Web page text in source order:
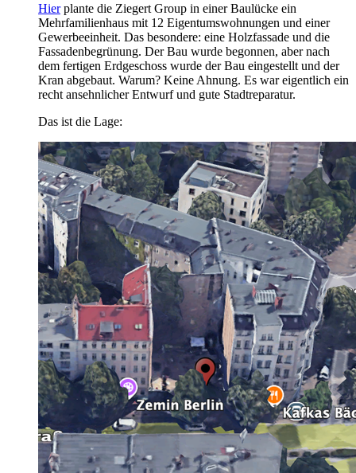
Hierplante die Ziegert Group in einer Baulücke ein
Mehrfamilienhaus mit 12 Eigentumswohnungen und einer
Gewerbeeinheit. Das besondere: eine Holzfassade und die
Fassadenbegrünung. Der Bau wurde begonnen, aber nach
dem fertigen Erdgeschoss wurde der Bau eingestellt und der
Kran abgebaut. Warum? Keine Ahnung. Es war eigentlich ein
recht ansehnlicher Entwurf und gute Stadtreparatur.
Das ist die Lage: